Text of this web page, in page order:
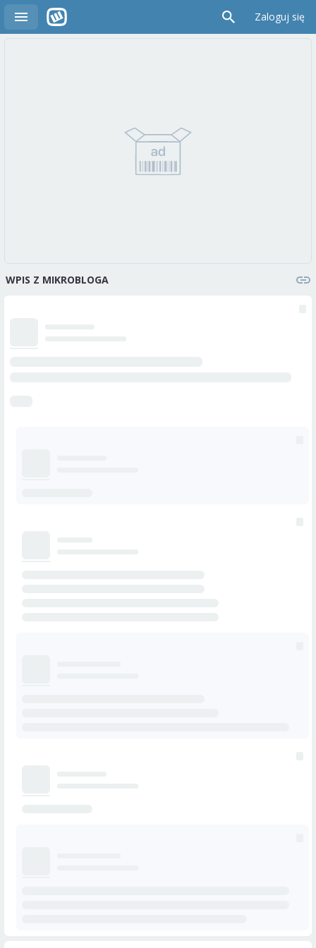
Zaloguj się
WPIS Z MIKROBLOGA